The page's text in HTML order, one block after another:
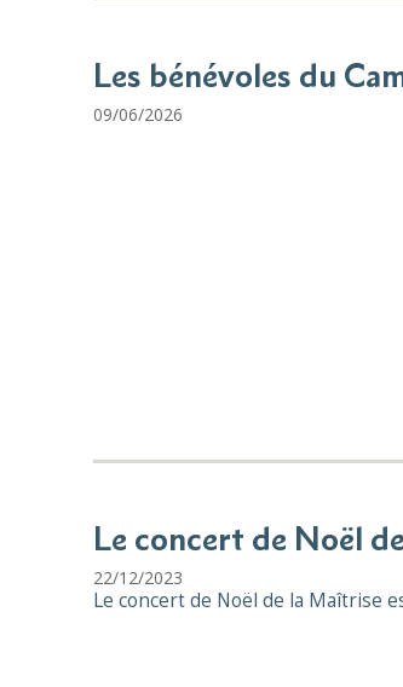
Les bénévoles du
09/06/2026
Le concert de Noël
22/12/2023
Le concert de Noël de la Maîtrise